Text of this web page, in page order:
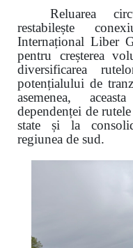
Reluarea
restabilește
Internațional Liber
pentru creșterea
diversificarea
potențialului de
asemenea,
dependenței de
state și la
regiunea de sud.